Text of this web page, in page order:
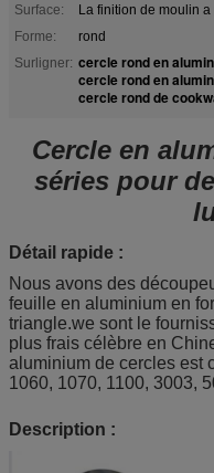
Surface:
La finition de moulin a
Forme:
rond
Surligner: cercle rond en
cercle rond en
cercle rond de
Cercle en
séries pour
Détail rapide :
Nous avons des
feuille en aluminium en
triangle.we sont le
plus frais célèbre en
aluminium de cercles est
1060, 1070, 1100, 3003,
Description :